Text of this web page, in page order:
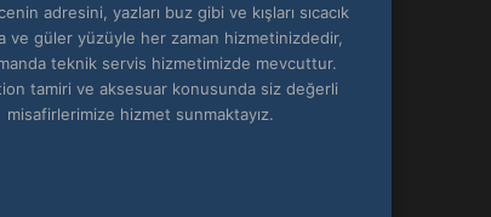
adresini, yazları buz gibi ve kışları sıcacık
ve güler yüzüyle her zaman hizmetinizdedir,
teknik servis hizmetimizde mevcuttur.
tamiri ve aksesuar konusunda siz değerli
misafirlerimize hizmet sunmaktayız.